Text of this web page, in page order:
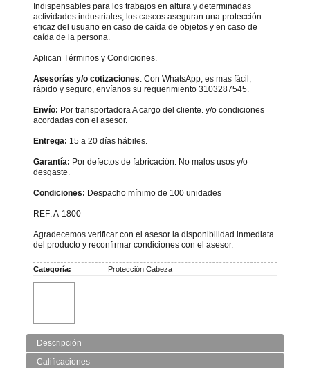
Descripción
Calificaciones
Indispensables para los trabajos en altura y determinadas
actividades industriales, los cascos aseguran una protección
eficaz del usuario en caso de caída de objetos y en caso de
caída de la persona.
Aplican Términos y Condiciones.
Asesorías y/o cotizaciones: Con WhatsApp, es mas fácil,
rápido y seguro, envíanos su requerimiento 3103287545.
Envío: Por transportadora A cargo del cliente. y/o condiciones
acordadas con el asesor.
Entrega: 15 a 20 días hábiles.
Garantía: Por defectos de fabricación. No malos usos y/o
desgaste.
Condiciones: Despacho mínimo de 100 unidades
REF: A-1800
Agradecemos verificar con el asesor la disponibilidad inmediata
del producto y reconfirmar condiciones con el asesor.
Categoría: Protección Cabeza